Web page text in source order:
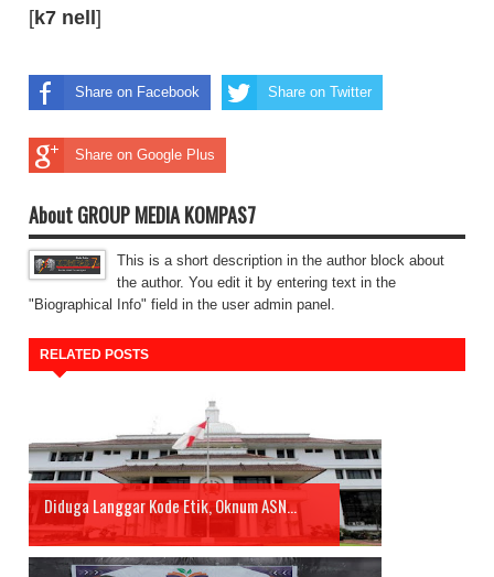
[k7 nell ]
Share on Facebook Share on Twitter
Share on Google Plus
About GROUP MEDIA KOMPAS7
This is a short description in the author block about
the author. You edit it by entering text in the
"Biographical Info" field in the user admin panel.
RELATED POSTS
Diduga Langgar Kode Etik, Oknum ASN...